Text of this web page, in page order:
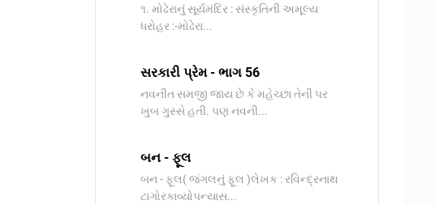
૧. મોઢેરાનું સૂર્યમંદિર : સંસ્કૃતિની અમૂલ્ય
ધરોહર :-​મોઢેરા...
સરકારી પ્રેમ - ભાગ 56
નવનીત સમજી જાય છે કે મહેચ્છા તેની પર
ખુબ ગુસ્સે હતી. પણ નવની...
બન - ફૂલ
બન - ફૂલ( જંગલનું ફૂલ )લેખક : રવિન્દ્રનાથ
ટાગોરકાવ્યોપન્યાસ​...